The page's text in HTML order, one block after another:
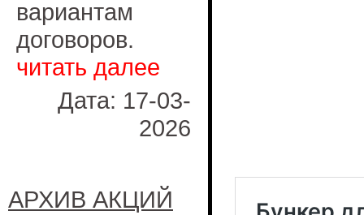
вариантам
договоров.
читать далее
Дата: 17-03-
2026
АРХИВ АКЦИЙ